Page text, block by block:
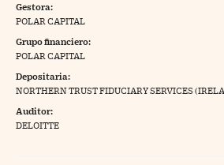
Trading
a Cinco Días
Gestora:
POLAR CAPITAL
Grupo financiero:
POLAR CAPITAL
Depositaria:
NORTHERN TRUST FIDUCIARY SERVICES
Auditor:
DELOITTE